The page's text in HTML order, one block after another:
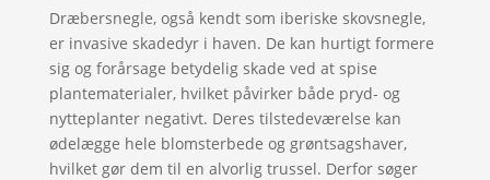
Dræbersnegle, også kendt som iberiske skovsnegle,
er invasive skadedyr i haven. De kan hurtigt formere
sig og forårsage betydelig skade ved at spise
plantematerialer, hvilket påvirker både pryd- og
nytteplanter negativt. Deres tilstedeværelse kan
ødelægge hele blomsterbede og grøntsagshaver,
hvilket gør dem til en alvorlig trussel. Derfor søger